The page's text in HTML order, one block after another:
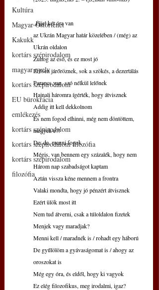
Kultúra
Magyar Őstörténet
Kakukk
kortárs szépirodalom
magyar nyelv
kortárs szépirodalom
EU bürokrácia
emlékezés
kortárs szépirodalom
kortárs szépirodalom filozófia
kortárs szépirodalom
filozófia
„Éjjel két óra van
az Ukrán Magyar határ közelében / (még) az
Ukrán oldalon
Zuhog az eső, és ez most jó
Erősen járőröznek, sok a szökés, a dezertálás
Parancs van, szó nélkül lelőnek
Hajnali háromra ígérték, hogy átvisznek
Addig itt kell dekkolnom
És nem fogod elhinni, még nem döntöttem,
megyek-e?!
De, de, menni fogok
Mégis, van bennem egy százalék, hogy nem
Három nap szabadságot kaptam
Aztán vissza kéne mennem a frontra
Valaki mondta, hogy jó pénzért átvisznek
Ezért ülök most itt
Nem tud átverni, csak a túloldalon fizetek
Menjek vagy maradjak?
Menni kell / maradnék is / rohadt egy háború
De gyűlölöm a gyávaságomat is / ahogy az
oroszokat is
Még egy óra, és eldől, hogy ki vagyok
Ez elég filozofikus, meg irodalmi, igaz?